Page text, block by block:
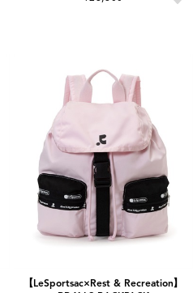
【LeSportsac×Rest & Recreation】